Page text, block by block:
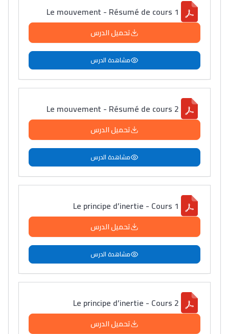
Le mouvement - Résumé de cours 1
تحميل الدرس
مشاهدة الدرس
Le mouvement - Résumé de cours 2
تحميل الدرس
مشاهدة الدرس
Le principe d’inertie - Cours 1
تحميل الدرس
مشاهدة الدرس
Le principe d’inertie - Cours 2
تحميل الدرس